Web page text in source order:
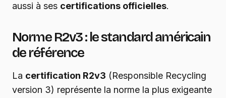
aussi à ses certifications officielles.
Norme R2v3 : le standard américain
de référence
La certification R2v3 (Responsible Recycling
version 3) représente la norme la plus exigeante